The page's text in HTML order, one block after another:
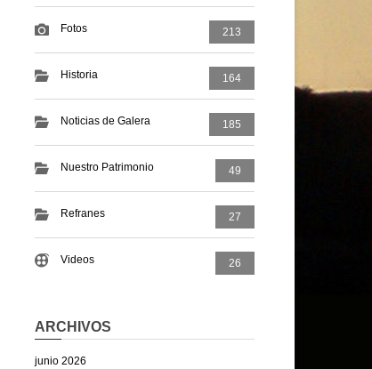
Fotos 213
Historia 164
Noticias de Galera 185
Nuestro Patrimonio 49
Refranes 27
Videos 26
ARCHIVOS
junio 2026